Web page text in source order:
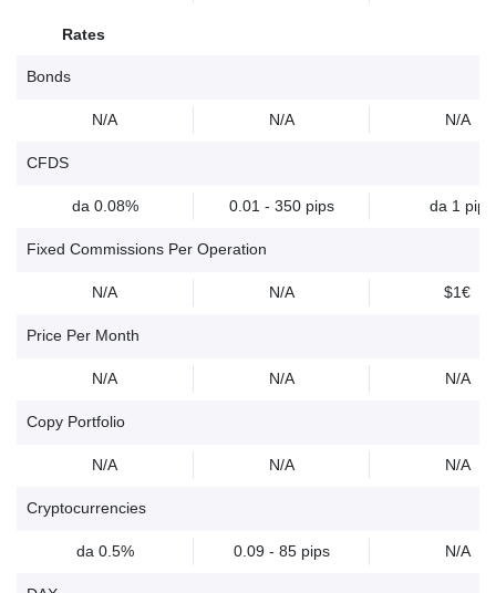
Rates
Bonds
N/A N/A N/A
CFDS
da 0.08% 0.01 - 350 pips da 1 pip
Fixed Commissions Per Operation
N/A N/A $1€
Price Per Month
N/A N/A N/A
Copy Portfolio
N/A N/A N/A
Cryptocurrencies
da 0.5% 0.09 - 85 pips N/A